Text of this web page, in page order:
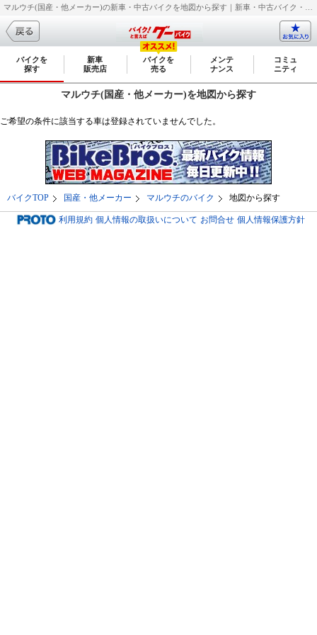
バイクを
探す
新車
販売店
バイクを
売る
メンテ
ナンス
コミュ
ニティ
マルウチ(国産・他メーカー)を地図から探す
ご希望の条件に該当する車は登録されていませんでした。
バイクTOP 国産・他メーカー マルウチのバイク 地図から探す
利用規約 個人情報の取扱いについて お問合せ 個人情報保護方針